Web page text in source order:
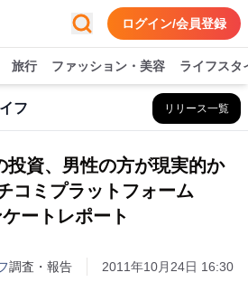
ログイン/会員登録
旅行 ファッション・美容 ライフスタ
フ リリース一覧
投資、男性の方が現実的か
ミプラットフォーム
ートレポート
調査・報告 2011年10月24日 16:30